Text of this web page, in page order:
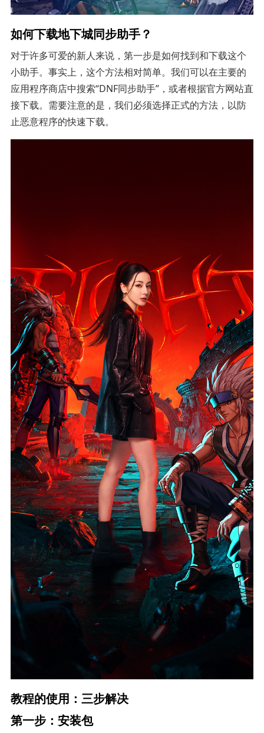
如何下载地下城同步助手？
对于许多可爱的新人来说，第一步是如何找到和下载这个
小助手。事实上，这个方法相对简单。我们可以在主要的
应用程序商店中搜索“DNF同步助手”，或者根据官方网站直
接下载。需要注意的是，我们必须选择正式的方法，以防
止恶意程序的快速下载。
教程的使用：三步解决
第一步：安装包